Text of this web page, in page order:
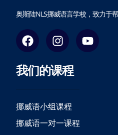
奥斯陆NLS挪威语言学校，致力于
F
a
e
b
o
o
k
I
n
t
a
g
r
a
m
Y
o
我们的课程
挪威语小组课程
挪威语一对一课程